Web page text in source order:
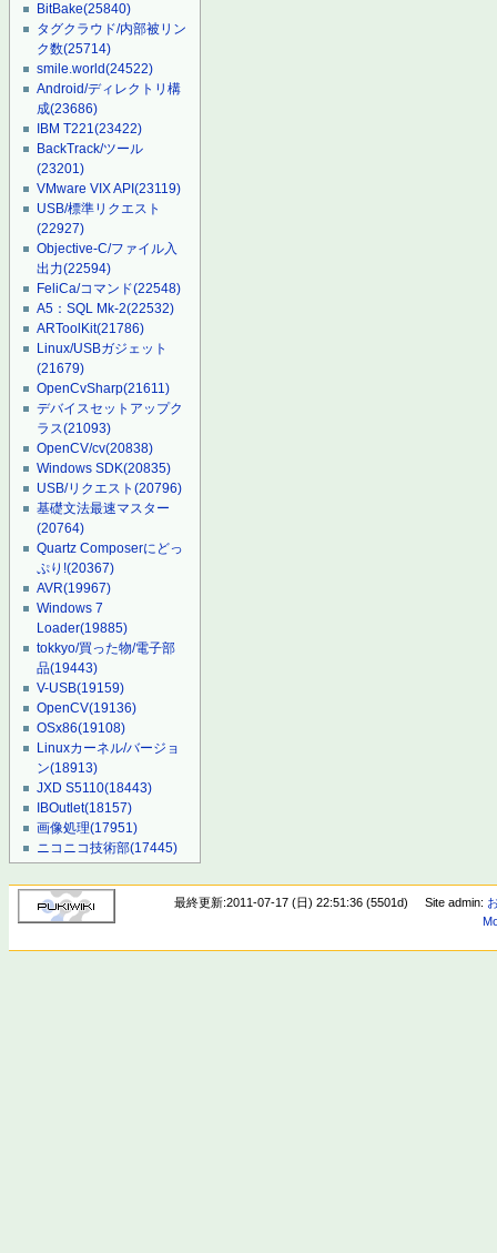
BitBake(25840)
タグクラウド/内部被リン
ク数(25714)
smile.world(24522)
Android/ディレクトリ構
成(23686)
IBM T221(23422)
BackTrack/ツール
(23201)
VMware VIX API(23119)
USB/標準リクエスト
(22927)
Objective-C/ファイル入
出力(22594)
FeliCa/コマンド(22548)
A5：SQL Mk-2(22532)
ARToolKit(21786)
Linux/USBガジェット
(21679)
OpenCvSharp(21611)
デバイスセットアップク
ラス(21093)
OpenCV/cv(20838)
Windows SDK(20835)
USB/リクエスト(20796)
基礎文法最速マスター
(20764)
Quartz Composerにどっ
ぷり!(20367)
AVR(19967)
Windows 7
Loader(19885)
tokkyo/買った物/電子部
品(19443)
V-USB(19159)
OpenCV(19136)
OSx86(19108)
Linuxカーネル/バージョ
ン(18913)
JXD S5110(18443)
IBOutlet(18157)
画像処理(17951)
ニコニコ技術部(17445)
最終更新:2011-07-17 (日) 22:51:36 (5501d) Site admin: